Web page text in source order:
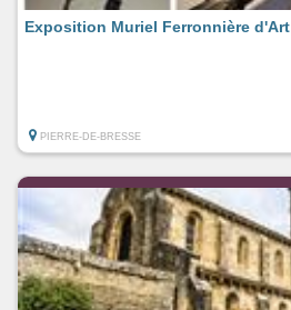
Exposition Muriel Ferronnière d'Art
PIERRE-DE-BRESSE